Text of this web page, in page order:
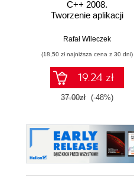
C++ 2008.
Tworzenie aplikacji
Rafał Wileczek
(18,50 zł najniższa cena z 30 dni)
19.24 zł
37.00zł (-48%)